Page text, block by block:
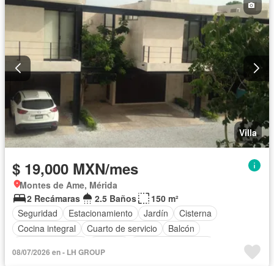
Permite mascotas
Permite niños
Completamente amueblado
Villa
$ 19,000 MXN/mes
Montes de Ame, Mérida
2 Recámaras
2.5 Baños
150 m²
Seguridad
Estacionamiento Jardín
Cisterna
Cocina integral
Cuarto de servicio
Balcón
Electricidad
Agua
08/07/2026 en - LH GROUP